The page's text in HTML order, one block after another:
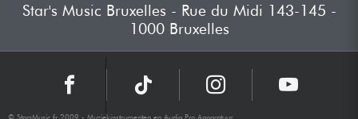
Star's Music Bruxelles - Rue du Midi 143-145 -
1000 Bruxelles
© StarsMusic.fr 2009 - Muziekinstrumenten en Audio Pro Apparatuur